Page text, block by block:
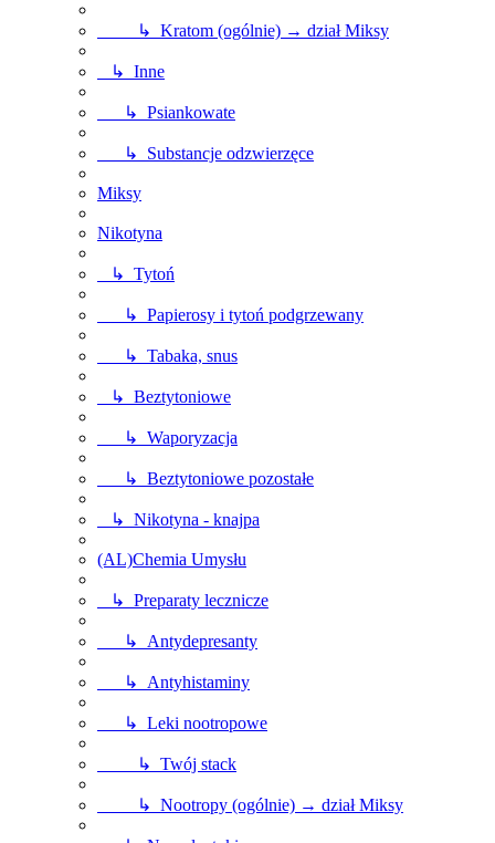
↳ Kratom (ogólnie) → dział Miksy
↳ Inne
↳ Psiankowate
↳ Substancje odzwierzęce
Miksy
Nikotyna
↳ Tytoń
↳ Papierosy i tytoń podgrzewany
↳ Tabaka, snus
↳ Beztytoniowe
↳ Waporyzacja
↳ Beztytoniowe pozostałe
↳ Nikotyna - knajpa
(AL)Chemia Umysłu
↳ Preparaty lecznicze
↳ Antydepresanty
↳ Antyhistaminy
↳ Leki nootropowe
↳ Twój stack
↳ Nootropy (ogólnie) → dział Miksy